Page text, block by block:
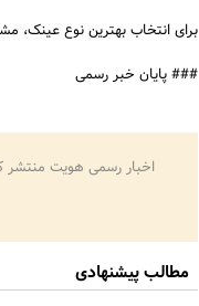
برای انتخاب بهترین نوع
### پایان خبر رسمی
اخبار رسمی هویت
مطالب پیشنهادی